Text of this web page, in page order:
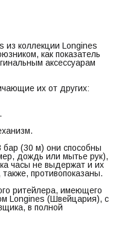
из коллекции Longines
как показатель
аксессуарам
их от других:
бар (30 м) они способны
дождь или мытье рук),
часы не выдержат и их
противопоказаны.
ритейлера, имеющего
Longines (Швейцария), с
в полной